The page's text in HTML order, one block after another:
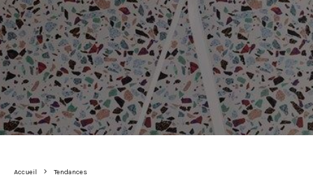
Accueil Tendances